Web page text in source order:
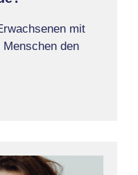
mit
Menschen den